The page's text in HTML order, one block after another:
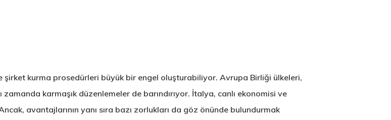
şirket kurma prosedürleri büyük bir engel oluşturabiliyor. Avrupa Birliği ülkeleri,
karmaşık düzenlemeler de barındırıyor. İtalya, canlı ekonomisi ve
avantajlarının yanı sıra bazı zorlukları da göz önünde bulundurmak